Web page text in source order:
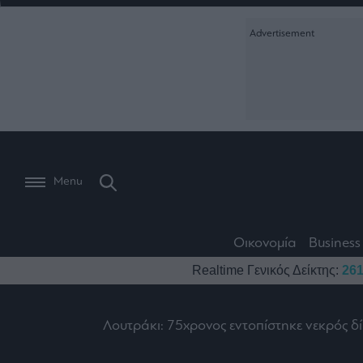
Menu
Οικονομία Business
Ναυτιλία
Room
My
Story
Επι-
Design
The
Value
Crypto
Branded
Mononews100
Realtime Γενικός Δείκτης:
Λουτράκι: 75χρονος εντοπίστηκε νεκρός